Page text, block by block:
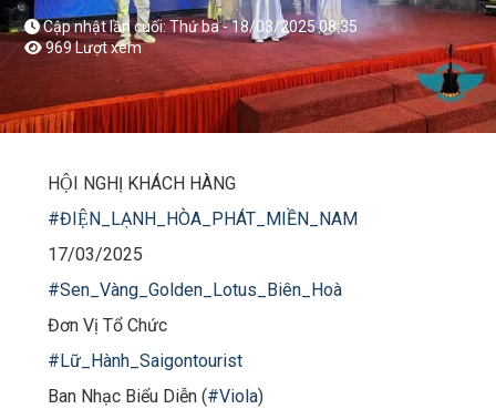
Cập nhật lần cuối: Thứ ba - 18/03/2025 08:35
969 Lượt xem
HỘI NGHỊ KHÁCH HÀNG
#ĐIỆN_LẠNH_HÒA_PHÁT_MIỀN_NAM
17/03/2025
#Sen_Vàng_Golden_Lotus_Biên_Hoà
Đơn Vị Tổ Chức
#Lữ_Hành_Saigontourist
Ban Nhạc Biểu Diễn (#Viola)